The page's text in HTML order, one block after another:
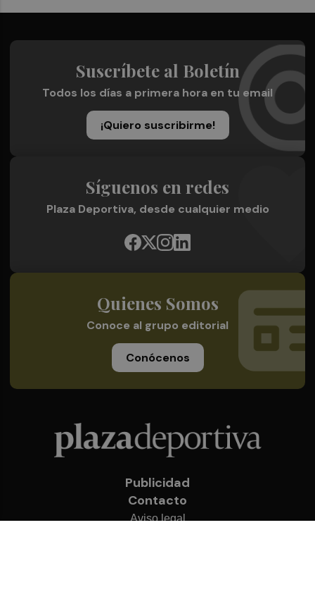
Suscríbete al Boletín
Todos los días a primera hora en tu email
¡Quiero suscribirme!
Síguenos en redes
Plaza Deportiva, desde cualquier medio
Quienes Somos
Conoce al grupo editorial
Conócenos
Publicidad
Contacto
Aviso legal